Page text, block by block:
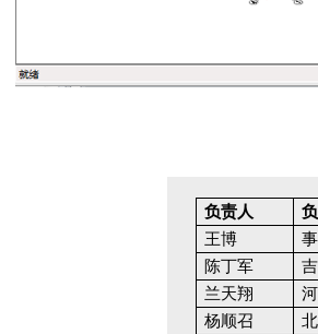
负责人
王博
陈丁军
兰天翔
杨顺召